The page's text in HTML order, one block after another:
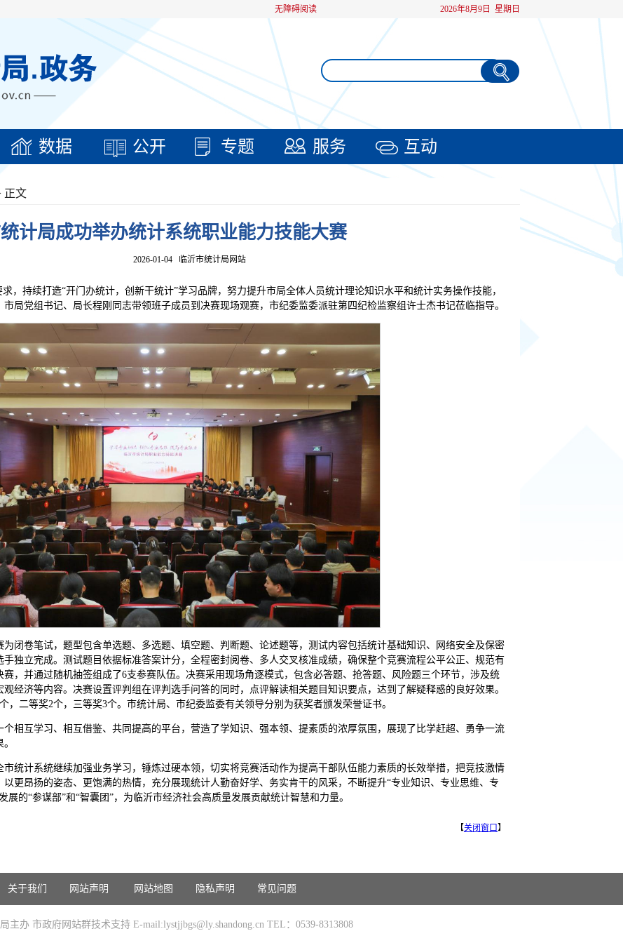
无障碍阅读 2026年8月9日 星期日
数据 公开 专题 服务 互动
正文
计局成功举办统计系统职业能力技能大赛
2026-01-04 临沂市统计局网站
，持续打造“开门办统计，创新干统计”学习品牌，努力提升市局全体人员统计理论知识水平和统计实务操作技能，
局党组书记、局长程刚同志带领班子成员到决赛现场观赛，市纪委监委派驻第四纪检监察组许士杰书记莅临指导。
闭卷笔试，题型包含单选题、多选题、填空题、判断题、论述题等，测试内容包括统计基础知识、网络安全及保密
独立完成。测试题目依据标准答案计分，全程密封阅卷、多人交叉核准成绩，确保整个竞赛流程公平公正、规范有
，并通过随机抽签组成了6支参赛队伍。决赛采用现场角逐模式，包含必答题、抢答题、风险题三个环节，涉及统
经济等内容。决赛设置评判组在评判选手问答的同时，点评解读相关题目知识要点，达到了解疑释惑的良好效果。
，二等奖2个，三等奖3个。市统计局、市纪委监委有关领导分别为获奖者颁发荣誉证书。
相互学习、相互借鉴、共同提高的平台，营造了学知识、强本领、提素质的浓厚氛围，展现了比学赶超、勇争一流
市统计系统继续加强业务学习，锤炼过硬本领，切实将竞赛活动作为提高干部队伍能力素质的长效举措，把竞技激情
更昂扬的姿态、更饱满的热情，充分展现统计人勤奋好学、务实肯干的风采，不断提升“专业知识、专业思维、专
的“参谋部”和“智囊团”，为临沂市经济社会高质量发展贡献统计智慧和力量。
【关闭窗口】
关于我们 网站声明 网站地图 隐私声明 常见问题
主办 市政府网站群技术支持 E-mail:lystjjbgs@ly.shandong.cn TEL：0539-8313808